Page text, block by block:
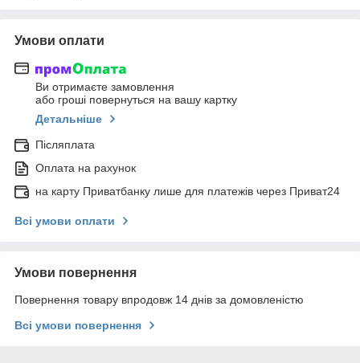
Умови оплати
Ви отримаєте замовлення
або гроші повернуться на вашу картку
Детальніше
Післяплата
Оплата на рахунок
на карту Приватбанку лише для платежів через Приват24
Всі умови оплати
Умови повернення
Повернення товару впродовж 14 днів за домовленістю
Всі умови повернення